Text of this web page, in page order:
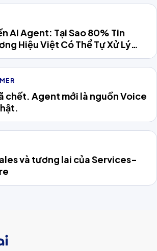
AI Agent: Tại Sao 80% Tin
Hiệu Việt Có Thể Tự Xử Lý
chết. Agent mới là nguồn Voice
và tương lai của Services-